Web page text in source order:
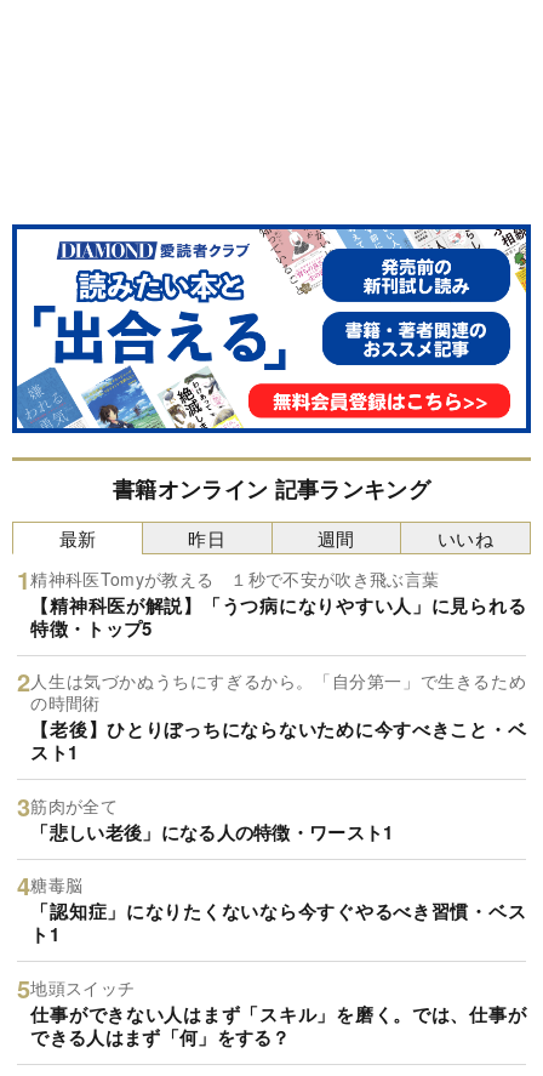
書籍オンライン 記事ランキング
最新
精神科医Tomyが教える １秒で不安が吹き飛ぶ言葉
【精神科医が解説】「うつ病になりやすい人」に見られる
特徴・トップ5
人生は気づかぬうちにすぎるから。「自分第一」で生きるため
の時間術
【老後】ひとりぼっちにならないために今すべきこと・ベ
スト1
筋肉が全て
「悲しい老後」になる人の特徴・ワースト1
糖毒脳
「認知症」になりたくないなら今すぐやるべき習慣・ベス
ト1
地頭スイッチ
仕事ができない人はまず「スキル」を磨く。では、仕事が
できる人はまず「何」をする？
昨日 週間 いいね